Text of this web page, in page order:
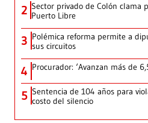
2 Sector privado de Colón clama
Puerto Libre
3 Polémica reforma permite a
sus circuitos
4 Procurador: ‘Avanzan más de
5 Sentencia de 104 años para
costo del silencio